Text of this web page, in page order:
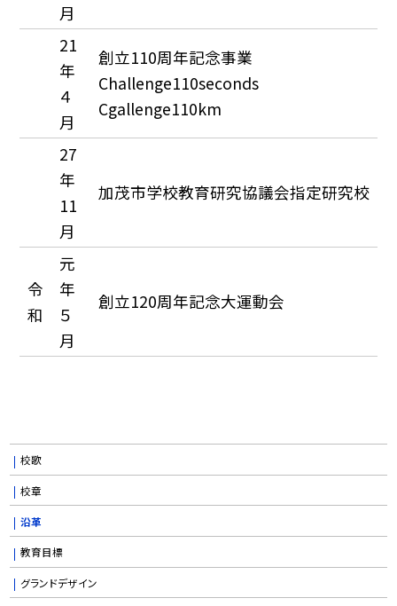
月
21
年
４
月
創立110周年記念事業
Challenge110seconds
Cgallenge110km
27
年
11
月
加茂市学校教育研究協議会指定研究校
令
和
元
年
５
月
創立120周年記念大運動会
校歌
校章
沿革
教育目標
グランドデザイン